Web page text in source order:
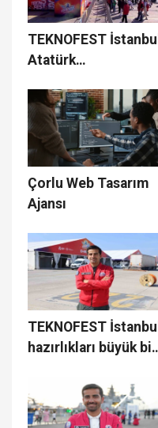
TEKNOFEST İstanbul
Atatürk
kapılarını
ziyaretçilere açtı
Çorlu Web Tasarım
Ajansı
TEKNOFEST İstanbul
hazırlıkları büyük bir